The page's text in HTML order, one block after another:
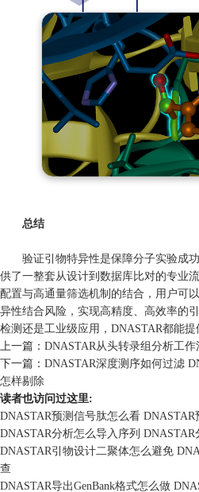
总结
验证引物特异性是保障分子实验成功
供了一整套从设计到数据库比对的专业
配置与高通量筛选机制的结合，用户可
异性结合风险，实现高精度、高效率的
检测还是工业级应用，DNASTAR都能提
上一篇： DNASTAR从头转录组分析工作
下一篇： DNASTAR深度测序如何过滤
怎样剔除
读者也访问过这里:
DNASTAR预测信号肽怎么看
DNASTAR分析怎么导入序列
DNASTAR引物设计二聚体怎么避免
查
DNASTAR导出GenBank格式怎么做